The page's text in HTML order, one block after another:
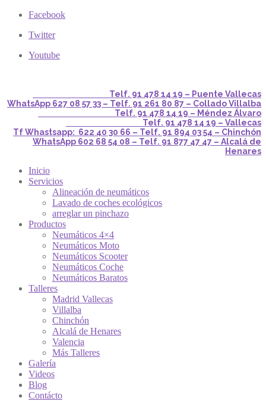
Facebook
Twitter
Youtube
Telf. 91 478 14 19 – Puente Vallecas
WhatsApp 627 08 57 33 – Telf. 91 261 80 87 – Collado Villalba
Telf. 91 478 14 19 – Méndez Álvaro
Telf. 91 478 14 19 – Vallecas
Tf Whastsapp: 622 40 30 66 – Telf. 91 894 03 54 – Chinchón
WhatsApp 602 68 54 08 – Telf. 91 877 47 47 – Alcalá de
Henares
Inicio
Servicios
Alineación de neumáticos
Lavado de coches ecológicos
arreglar un pinchazo
Productos
Neumáticos 4×4
Neumáticos Moto
Neumáticos Scooter
Neumáticos Coche
Neumáticos Baratos
Talleres
Madrid Vallecas
Villalba
Chinchón
Alcalá de Henares
Valencia
Más Talleres
Galería
Videos
Blog
Contácto